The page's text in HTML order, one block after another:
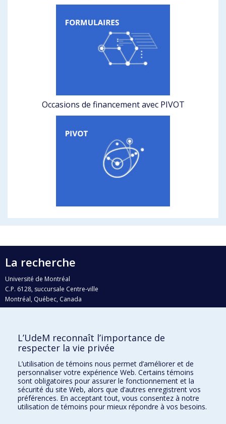
Occasions de financement avec PIVOT
La recherche
Université de Montréal
C.P. 6128, succursale Centre-ville
Montréal, Québec, Canada
H3C 3J7
Qui fait quoi?
Nous trouver
Plan du site
Accessibilité
L’UdeM reconnaît l’importance de
respecter la vie privée
L’utilisation de témoins nous permet d’améliorer et de
personnaliser votre expérience Web. Certains témoins
sont obligatoires pour assurer le fonctionnement et la
sécurité du site Web, alors que d’autres enregistrent vos
préférences. En acceptant tout, vous consentez à notre
utilisation de témoins pour mieux répondre à vos besoins.